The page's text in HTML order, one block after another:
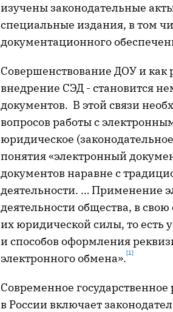
изучены законодательные
специальные издания, в том
документационного
Совершенствование ДОУ и как
внедрение СЭД - становится
документов. В этой связи
вопросов работы с
юридическое
понятия «электронный
документов наравне с
деятельности. … Применение
деятельности общества, в
их юридической силы, то есть
и способов оформления
электронного обмена».[1]
Современное
в России включает